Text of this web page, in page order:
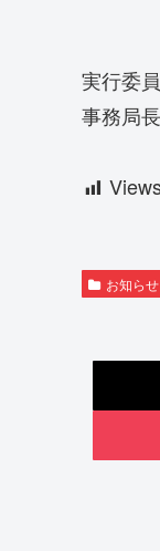
実行委
事務局
お知らせ